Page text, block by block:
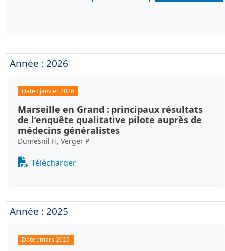
Année : 2026
Date : janvier 2026
Marseille en Grand : principaux résultats
de l’enquête qualitative pilote auprès de
médecins généralistes
Dumesnil H, Verger P
Document
Télécharger
Année : 2025
Date : mars 2025